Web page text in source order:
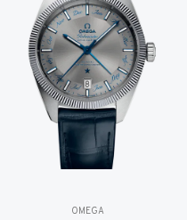
OMEGA